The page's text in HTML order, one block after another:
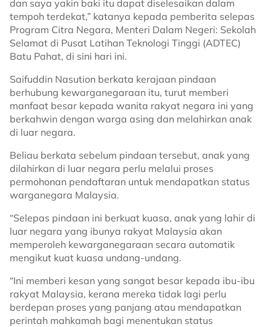
dan saya yakin baki itu dapat diselesaikan dalam
tempoh terdekat,” katanya kepada pemberita selepas
Program Citra Negara, Menteri Dalam Negeri: Sekolah
Selamat di Pusat Latihan Teknologi Tinggi (ADTEC)
Batu Pahat, di sini hari ini.
Saifuddin Nasution berkata kerajaan pindaan
berhubung kewarganegaraan itu, turut memberi
manfaat besar kepada wanita rakyat negara ini yang
berkahwin dengan warga asing dan melahirkan anak
di luar negara.
Beliau berkata sebelum pindaan tersebut, anak yang
dilahirkan di luar negara perlu melalui proses
permohonan pendaftaran untuk mendapatkan status
warganegara Malaysia.
“Selepas pindaan ini berkuat kuasa, anak yang lahir di
luar negara yang ibunya rakyat Malaysia akan
memperoleh kewarganegaraan secara automatik
mengikut kuat kuasa undang-undang.
“Ini memberi kesan yang sangat besar kepada ibu-ibu
rakyat Malaysia, kerana mereka tidak lagi perlu
berdepan proses yang panjang atau mendapatkan
perintah mahkamah bagi menentukan status